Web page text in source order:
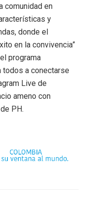
comunidad en
y
donde el
en la convivencia”
programa
todos a conectarse
Live de
ameno con
PH.